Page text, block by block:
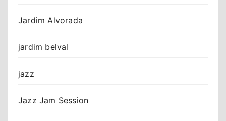
Jardim Alvorada
jardim belval
jazz
Jazz Jam Session